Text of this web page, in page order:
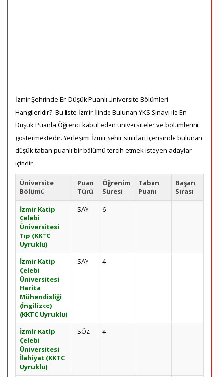
İzmir Şehrinde En Düşük Puanlı Üniversite Bölümleri
Hangileridir?. Bu liste İzmir İlinde Bulunan YKS Sınavı ile En
Düşük Puanla Öğrenci kabul eden üniversiteler ve bölümlerini
göstermektedir. Yerleşimi İzmir şehir sınırları içerisinde bulunan
düşük taban puanlı bir bölümü tercih etmek isteyen adaylar
içindir.
Üniversite
Bölümü
Puan
Türü
Öğrenim
Süresi
Taban
Puanı
Başarı
Sırası
İzmir Katip
Çelebi
Üniversitesi
Tıp (KKTC
Uyruklu)
SAY 6
İzmir Katip
Çelebi
Üniversitesi
Harita
Mühendisliği
(İngilizce)
(KKTC Uyruklu)
SAY 4
İzmir Katip
Çelebi
Üniversitesi
İlahiyat (KKTC
Uyruklu)
SÖZ 4